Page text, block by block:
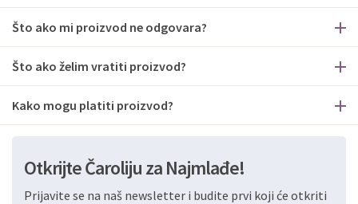
Što ako mi proizvod ne odgovara?
Što ako želim vratiti proizvod?
Kako mogu platiti proizvod?
Otkrijte Čaroliju za Najmlađe!
Prijavite se na naš newsletter i budite prvi koji će otkriti